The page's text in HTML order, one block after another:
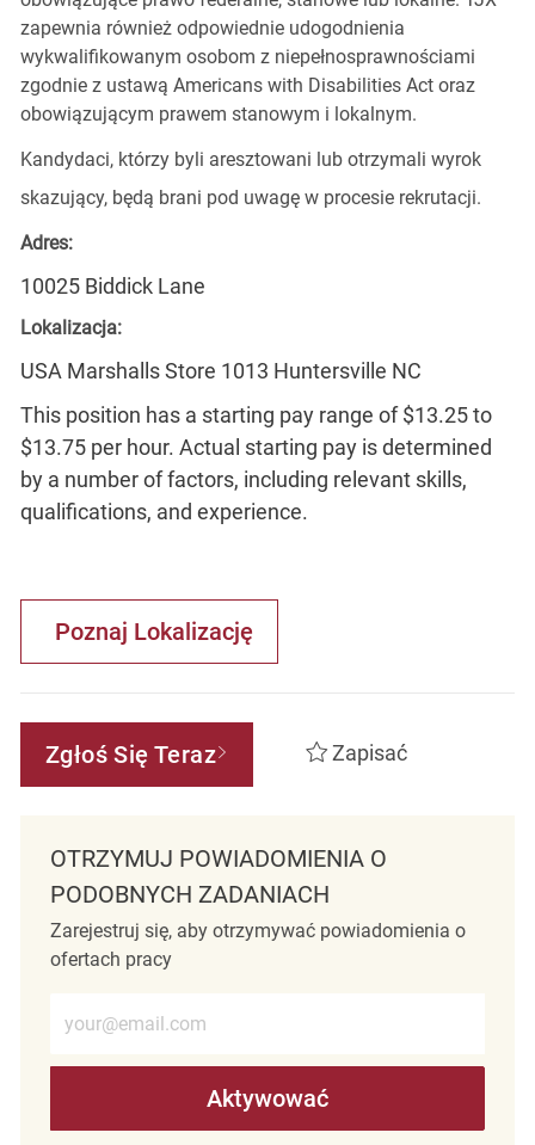
zapewnia również odpowiednie udogodnienia
wykwalifikowanym osobom z niepełnosprawnościami
zgodnie z ustawą Americans with Disabilities Act oraz
obowiązującym prawem stanowym i lokalnym.
Kandydaci, którzy byli aresztowani lub otrzymali wyrok
skazujący, będą brani pod uwagę w procesie rekrutacji.
Adres:
10025 Biddick Lane
Lokalizacja:
USA Marshalls Store 1013 Huntersville NC
This position has a starting pay range of $13.25 to
$13.75 per hour. Actual starting pay is determined
by a number of factors, including relevant skills,
qualifications, and experience.
Poznaj Lokalizację
Zgłoś Się Teraz Zapisać
OTRZYMUJ POWIADOMIENIA O
PODOBNYCH ZADANIACH
Zarejestruj się, aby otrzymywać powiadomienia o
ofertach pracy
Aktywować